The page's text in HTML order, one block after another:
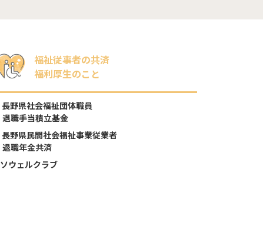
福祉従事者の共済
福利厚生のこと
長野県社会福祉団体職員
退職手当積立基金
長野県民間社会福祉事業従業者
退職年金共済
ソウェルクラブ